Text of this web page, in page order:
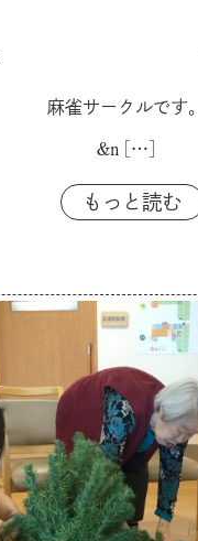
麻雀サークルです。
&n […]
もっと読む